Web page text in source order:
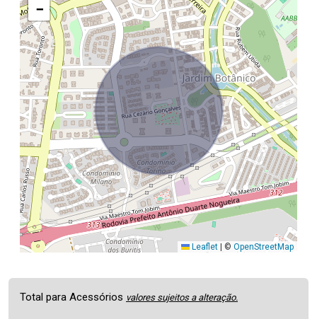
−
Leaflet © OpenStreetMap
Total para Acessórios valores sujeitos a alteração.